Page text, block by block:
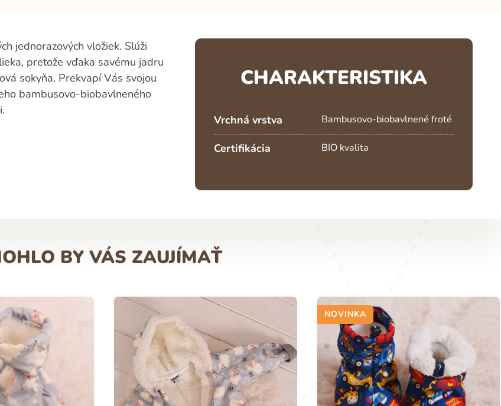
jednorazových vložiek. Slúži
pretože vďaka savému jadru
sokyňa. Prekvapí Vás svojou
bambusovo-biobavlneného
CHARAKTERISTIKA
Vrchná vrstva Bambusovo-biobavlnené froté
Certifikácia BIO kvalita
BY VÁS ZAUJÍMAŤ
NOVINKA